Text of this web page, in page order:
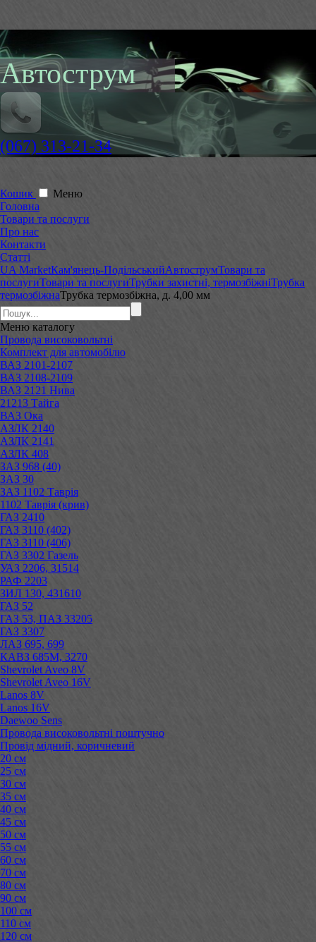
Автострум
(067) 313-21-34
Кошик
Меню
Головна
Товари та послуги
Про нас
Контакти
Статті
UA MarketКам'янець-ПодільськийАвтострумТовари та
послугиТовари та послугиТрубки захистні, термозбіжніТрубка
термозбіжнаТрубка термозбіжна, д. 4,00 мм
Меню каталогу
Провода високовольтні
Комплект для автомобілю
ВАЗ 2101-2107
ВАЗ 2108-2109
ВАЗ 2121 Нива
21213 Тайга
ВАЗ Ока
АЗЛК 2140
АЗЛК 2141
АЗЛК 408
ЗАЗ 968 (40)
ЗАЗ 30
ЗАЗ 1102 Таврія
1102 Таврія (крив)
ГАЗ 2410
ГАЗ 3110 (402)
ГАЗ 3110 (406)
ГАЗ 3302 Газель
УАЗ 2206, 31514
РАФ 2203
ЗИЛ 130, 431610
ГАЗ 52
ГАЗ 53, ПАЗ 33205
ГАЗ 3307
ЛАЗ 695, 699
КАВЗ 685М, 3270
Shevrolet Aveo 8V
Shevrolet Aveo 16V
Lanos 8V
Lanos 16V
Daewoo Sens
Провода високовольтні поштучно
Провід мідний, коричневий
20 см
25 см
30 см
35 см
40 см
45 см
50 см
55 см
60 см
70 см
80 см
90 см
100 см
110 см
120 см